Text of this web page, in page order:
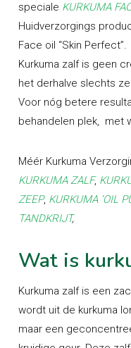
speciale KURKUMA
Huidverzorgings
Face oil “Skin Perfect”.
Kurkuma zalf is geen
het derhalve slechts
Voor nóg betere
behandelen plek, met
Méér Kurkuma
KURKUMA ZALF,
ZEEP, KURKUMA ‘OIL
TANDKRIJT,
Wat is
Kurkuma zalf is een
wordt uit de kurkuma
maar een